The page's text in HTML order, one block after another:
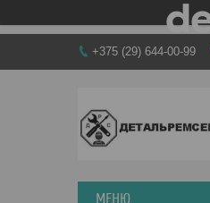
+375 (29) 644-00-99